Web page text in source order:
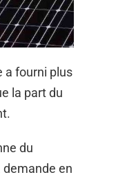
a fourni plus
la part du
du
demande en